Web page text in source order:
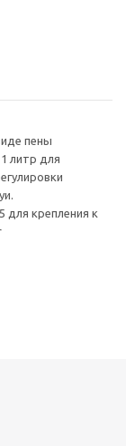
пены
литр для
для крепления к